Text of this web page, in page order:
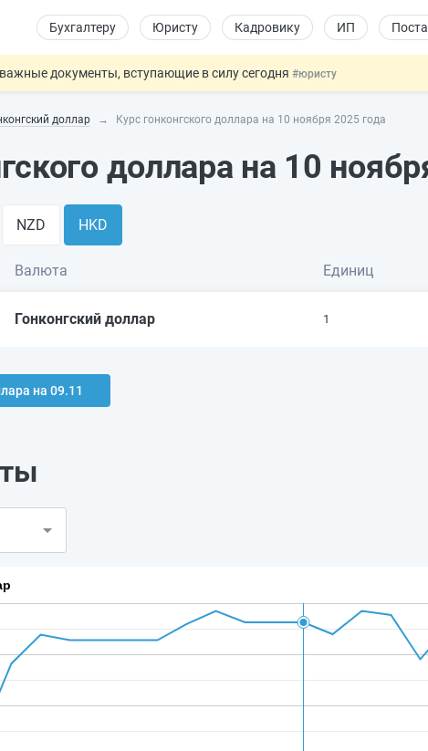
Бухгалтеру Юристу Кадровику ИП
важные документы, вступающие в силу сегодня #юристу
об отмене спецрежима для вкладов физлиц из недружественных
платёж СПОТ могут заменить банковской гарантией
доллар Курс гонконгского доллара на 10 ноября 2025 года
доллара на 10
NZD HKD
Валюта Единиц
Гонконгский доллар 1
на 09.11